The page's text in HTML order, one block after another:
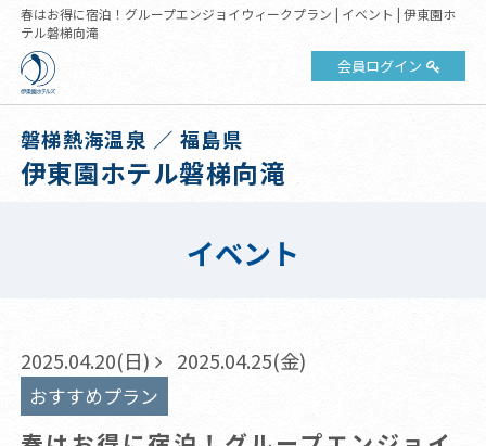
春はお得に宿泊！グループエンジョイウィークプラン | イベント | 伊東園ホ
テル磐梯向滝
会員ログイン
磐梯熱海温泉 ／ 福島県
伊東園ホテル磐梯向滝
イベント
2025.04.20(日) 2025.04.25(金)
おすすめプラン